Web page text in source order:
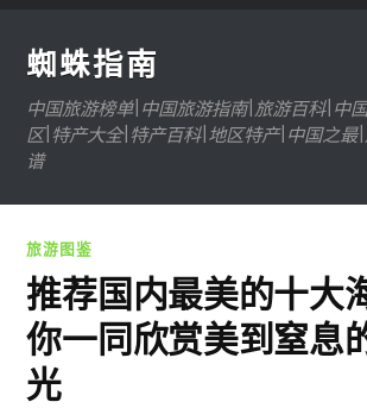
蜘蛛指南
中国旅游榜单|中国旅游指南|旅游百科|中
区|特产大全|特产百科|地区特产|中国之最
谱
旅游图鉴
推荐国内最美的十大
你一同欣赏美到窒息
光